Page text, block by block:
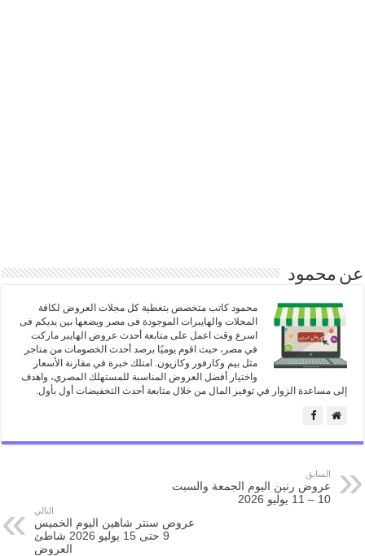
عن محمود
محمود كاتب متخصص بتغطية كل مجلات العروض لكافة
المحلات والهايبرات الموجودة فى مصر ويضعها بين يديكم فى
اسرع وقت اعمل على متابعة أحدث عروض الهايبر ماركت
في مصر، حيث اقوم يوميًا برصد أحدث الخصومات من متاجر
مثل بيم وكارفور وكازيون. امتلك خبرة في مقارنة الأسعار
واختيار أفضل العروض المناسبة للمستهلك المصري، واهدف
إلى مساعدة الزوار في توفير المال من خلال متابعة أحدث التخفيضات أول بأول.
السابق
عروض رنين اليوم الجمعة والسبت
10 – 11 يوليو 2026
التالي
عروض سنتر شاهين اليوم الخميس
9 حتى 15 يوليو 2026 شاطئ
العروض